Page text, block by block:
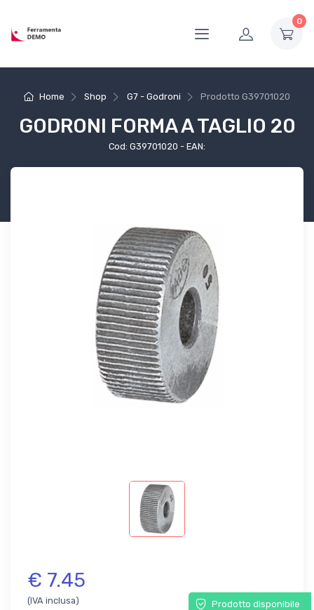
0
Home Shop G7 - Godroni ProdottoG39701020
GODRONI FORMA A TAGLIO 20
Cod: G39701020 - EAN:
€ 7.45
(IVA inclusa) Prodotto disponibile